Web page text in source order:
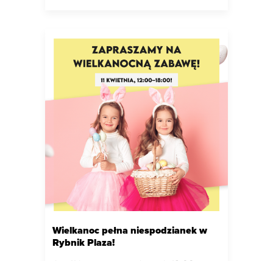
Wielkanoc pełna niespodzianek w
Rybnik Plaza!